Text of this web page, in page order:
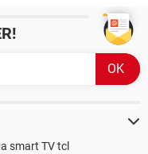
smart TV tcl